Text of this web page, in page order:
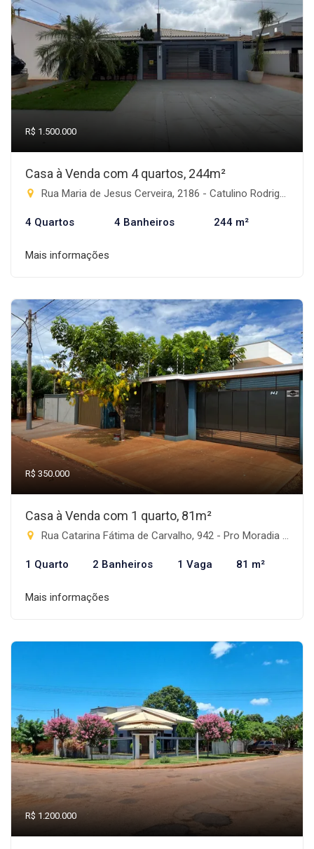
R$ 1.500.000
Casa à Venda com 4 quartos, 244m²
Rua Maria de Jesus Cerveira, 2186 - Catulino Rodrigues de Lima, Rio Brilhante-MS
4 Quartos 4 Banheiros 244 m²
Mais informações
R$ 350.000
Casa à Venda com 1 quarto, 81m²
Rua Catarina Fátima de Carvalho, 942 - Pro Moradia XIV, Rio Brilhante-MS
1 Quarto 2 Banheiros 1 Vaga 81 m²
Mais informações
R$ 1.200.000